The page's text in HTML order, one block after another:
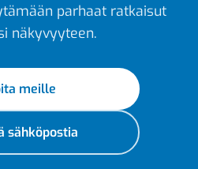
parhaat ratkaisut
näkyvyyteen.
meille
sähköpostia